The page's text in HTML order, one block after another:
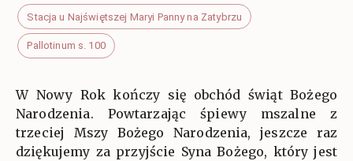
Stacja u Najświętszej Maryi Panny na Zatybrzu
Pallotinum s. 100
W Nowy Rok kończy się obchód świąt Bożego
Narodzenia. Powtarzając śpiewy mszalne z
trzeciej Mszy Bożego Narodzenia, jeszcze raz
dziękujemy za przyjście Syna Bożego, który jest